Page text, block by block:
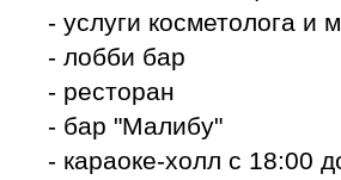
- услуги косметолога и
- лобби бар
- ресторан
- бар "Малибу"
- караоке-холл с 18:00